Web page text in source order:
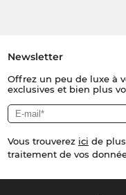
Newsletter
Offrez un peu de luxe à
exclusives et bien plus
Vous trouverez ici de
traitement de vos